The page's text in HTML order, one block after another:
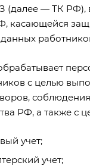
(далее — ТК РФ),
касающейся
с целью
РФ, а также с
учет;
учет;